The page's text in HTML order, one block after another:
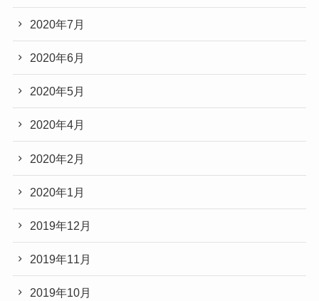
2020年7月
2020年6月
2020年5月
2020年4月
2020年2月
2020年1月
2019年12月
2019年11月
2019年10月